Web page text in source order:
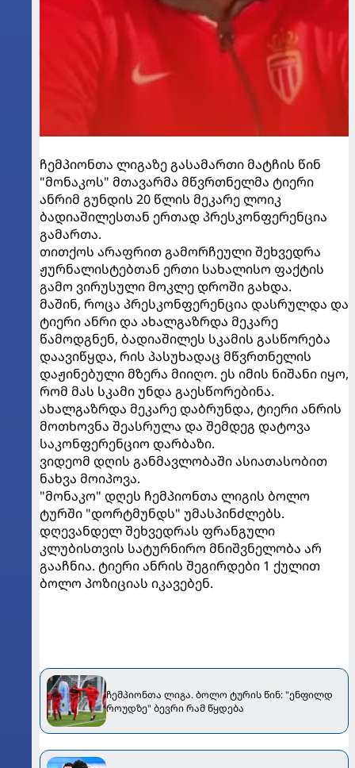
ჩემპიონთა ლიგაზე გასამართი მატჩის წინ
"მონაკოს" მთავარმა მწვრთნელმა ტიერი
ანრიმ გუნდის 20 წლის მეკარე ლოიკ
ბადიაშილესთან ერთად პრესკონფერენცია
გამართა.
თითქოს არაფრით გამორჩეული შეხვედრა
ჟურნალისტებთან ერთი სახალისო ფაქტის
გამო ვირუსული მოკლე დროში გახდა.
მაშინ, როცა პრესკონფერენცია დასრულდა და
ტიერი ანრი და ახალგაზრდა მეკარე
წამოდგნენ, ბადიაშილეს სკამის გასწორება
დაავიწყდა, რის პასუხადაც მწვრთნელის
დაჟინებული მზერა მიიღო. ეს იმის ნიშანი იყო,
რომ მას სკამი უნდა გაესწორებინა.
ახალგაზრდა მეკარე დაბრუნდა, ტიერი ანრის
მოთხოვნა შეასრულა და შემდეგ დატოვა
საკონფერენციო დარბაზი.
ვიდეომ დღის განმავლობაში ასიათასობით
ნახვა მოიპოვა.
"მონაკო" დღეს ჩემპიონთა ლიგის ბოლო
ტურში "დორტმუნდს" უმასპინძლებს.
დღევანდელ შეხვედრას ფრანგული
კლუბისთვის სატურნირო მნიშვნელობა არ
გააჩნია. ტიერი ანრის შეგირდები 1 ქულით
ბოლო პოზიციას იკავებენ.
ჩემპიონთა ლიგა. ბოლო ტურის წინ: "ენფილდ
როუდზე" ბევრი რამ წყდება